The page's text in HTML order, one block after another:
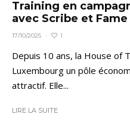
Training en
avec Scribe et Fame
17/10/2025 · 1
Depuis 10 ans, la House of
Luxembourg un pôle
attractif. Elle...
LIRE LA SUITE